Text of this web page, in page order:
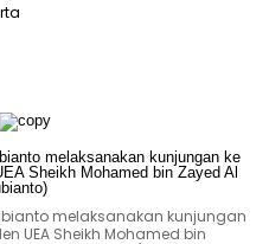
melaksanakan kunjungan
UEA Sheikh Mohamed bin